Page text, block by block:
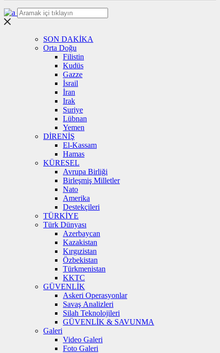
SON DAKİKA
Orta Doğu
Filistin
Kudüs
Gazze
İsrail
İran
Irak
Suriye
Lübnan
Yemen
DİRENİŞ
El-Kassam
Hamas
KÜRESEL
Avrupa Birliği
Birleşmiş Milletler
Nato
Amerika
Destekçileri
TÜRKİYE
Türk Dünyası
Azerbaycan
Kazakistan
Kırgızistan
Özbekistan
Türkmenistan
KKTC
GÜVENLİK
Askeri Operasyonlar
Savaş Analizleri
Silah Teknolojileri
GÜVENLİK & SAVUNMA
Galeri
Video Galeri
Foto Galeri